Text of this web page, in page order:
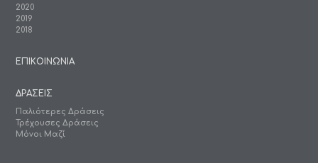
2020
2019
2018
ΕΠΙΚΟΙΝΩΝΙΑ
ΔΡΑΣΕΙΣ
Παλιότερες Δράσεις
Τρέχουσες Δράσεις
Μόνοι Μαζί